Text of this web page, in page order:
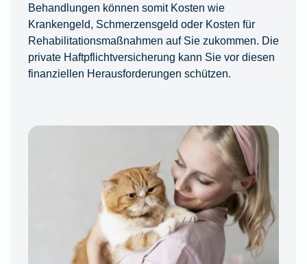
Behandlungen können somit Kosten wie
Krankengeld, Schmerzensgeld oder Kosten für
Rehabilitationsmaßnahmen auf Sie zukommen. Die
private Haftpflichtversicherung kann Sie vor diesen
finanziellen Herausforderungen schützen.